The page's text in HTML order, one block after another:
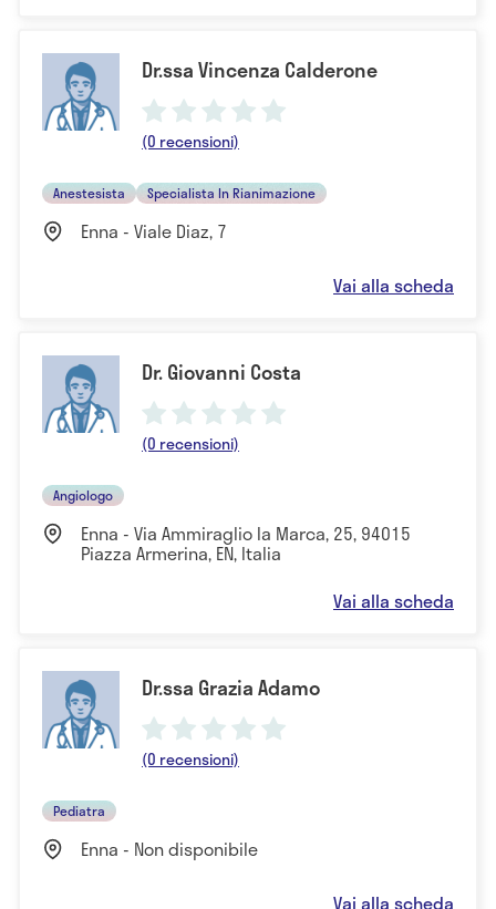
Dr.ssa Vincenza Calderone
(0 recensioni)
Anestesista Specialista In Rianimazione
Enna - Viale Diaz, 7
Vai alla scheda
Dr. Giovanni Costa
(0 recensioni)
Angiologo
Enna - Via Ammiraglio la Marca, 25, 94015
Piazza Armerina, EN, Italia
Vai alla scheda
Dr.ssa Grazia Adamo
(0 recensioni)
Pediatra
Enna - Non disponibile
Vai alla scheda